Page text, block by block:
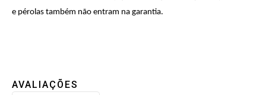
e pérolas também não entram na garantia.
AVALIAÇÕES